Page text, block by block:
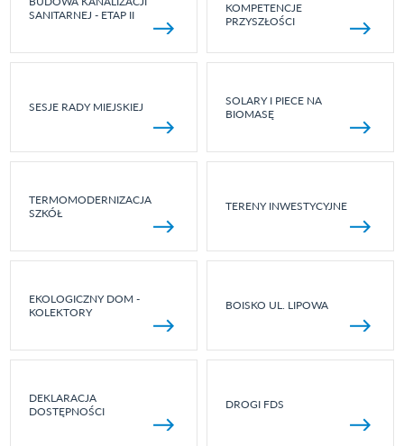
SANITARNEJ - ETAP II
KOMPETENCJE
PRZYSZŁOŚCI
SESJE RADY MIEJSKIEJ
SOLARY I PIECE NA
BIOMASĘ
TERMOMODERNIZACJA
SZKÓŁ
TERENY INWESTYCYJNE
EKOLOGICZNY DOM -
KOLEKTORY
BOISKO UL. LIPOWA
DEKLARACJA
DOSTĘPNOŚCI
DROGI FDS